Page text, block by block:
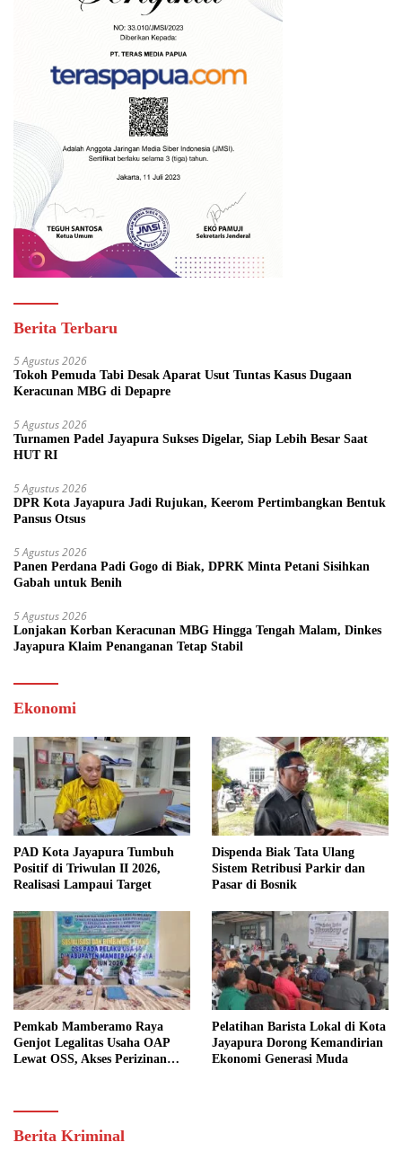
Berita Terbaru
5 Agustus 2026
Tokoh Pemuda Tabi Desak Aparat Usut Tuntas Kasus Dugaan
Keracunan MBG di Depapre
5 Agustus 2026
Turnamen Padel Jayapura Sukses Digelar, Siap Lebih Besar Saat
HUT RI
5 Agustus 2026
DPR Kota Jayapura Jadi Rujukan, Keerom Pertimbangkan Bentuk
Pansus Otsus
5 Agustus 2026
Panen Perdana Padi Gogo di Biak, DPRK Minta Petani Sisihkan
Gabah untuk Benih
5 Agustus 2026
Lonjakan Korban Keracunan MBG Hingga Tengah Malam, Dinkes
Jayapura Klaim Penanganan Tetap Stabil
Ekonomi
PAD Kota Jayapura Tumbuh
Positif di Triwulan II 2026,
Realisasi Lampaui Target
Dispenda Biak Tata Ulang
Sistem Retribusi Parkir dan
Pasar di Bosnik
Pemkab Mamberamo Raya
Genjot Legalitas Usaha OAP
Lewat OSS, Akses Perizinan
Pelatihan Barista Lokal di Kota
Jayapura Dorong Kemandirian
Ekonomi Generasi Muda
Berita Kriminal